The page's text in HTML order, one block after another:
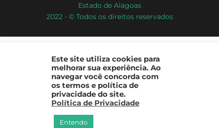
Estado de Alagoas
2022 - © Todos os direitos reservados
Este site utiliza cookies para
melhorar sua experiência. Ao
navegar você concorda com
os termos e política de
privacidade do site.
Política de Privacidade
Entendo